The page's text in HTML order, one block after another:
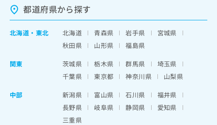
都道府県から探す
北海道 ・ 東北 北海道 青森県 岩手県
宮城県
秋田県
山形県
福島県
関東
茨城県 栃木県 群馬県
埼玉県
千葉県
東京都 神奈川県
山梨県
中部
新潟県 富山県 石川県
福井県
長野県
岐阜県 静岡県
愛知県
三重県